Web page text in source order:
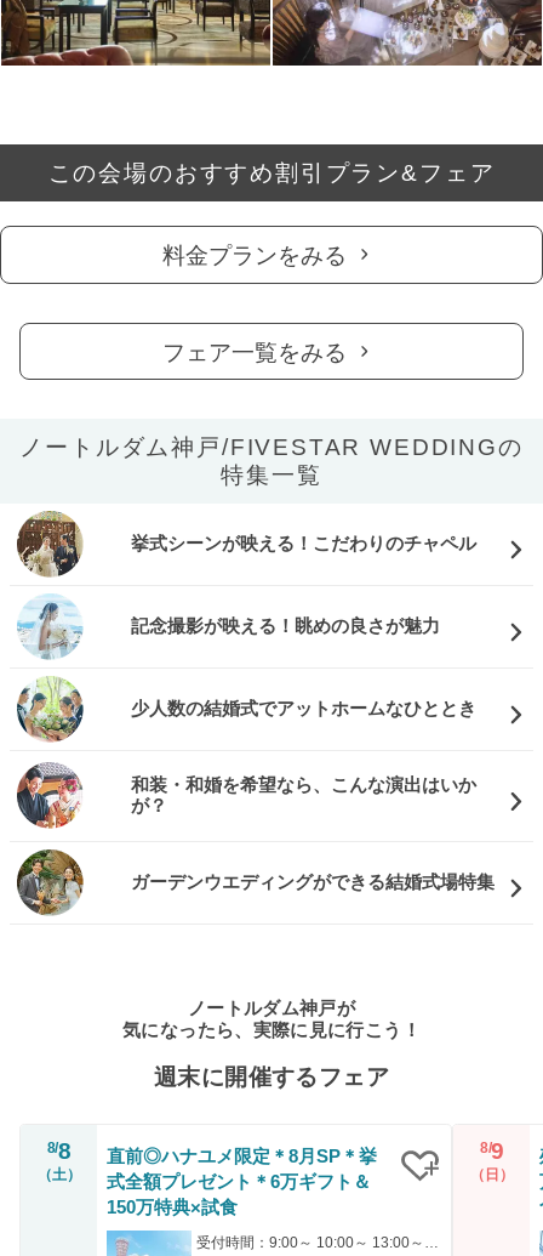
この会場のおすすめ割引プラン&フェア
料金プランをみる
フェア一覧をみる
ノートルダム神戸/FIVESTAR WEDDINGの
特集一覧
挙式シーンが映える！こだわりのチャペル
記念撮影が映える！眺めの良さが魅力
少人数の結婚式でアットホームなひととき
和装・和婚を希望なら、こんな演出はいか
が？
ガーデンウエディングができる結婚式場特集
ノートルダム神戸が
気になったら、実際に見に行こう！
週末に開催するフェア
8/8
（土）
直前◎ハナユメ限定＊8月SP＊挙
式全額プレゼント＊6万ギフト＆
150万特典×試食
受付時間：9:00～ 10:00～ 13:00～ 15:00～ 16:00～
8/9
（日）